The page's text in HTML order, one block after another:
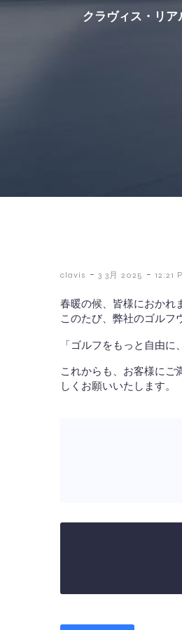
クラヴィス・リ
clavis - 3 3月 2025 - 12:21
春暖の候、皆様におかれ
このたび、弊社のゴルフ
「ゴルフをもっと自由
これからも、お客様にご
しくお願いいたします。